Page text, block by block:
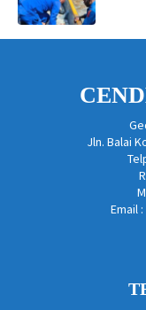
Jln. Balai
Email